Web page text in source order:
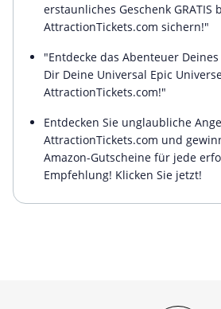
erstaunliches Geschenk GRATIS
AttractionTickets.com sichern!"
"Entdecke das Abenteuer
Dir Deine Universal Epic
AttractionTickets.com!"
Entdecken Sie unglaubliche
AttractionTickets.com und
Amazon-Gutscheine für jede
Empfehlung! Klicken Sie jetzt!